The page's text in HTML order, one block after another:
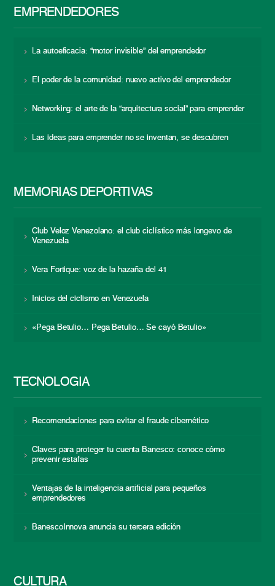
EMPRENDEDORES
La autoeficacia: “motor invisible” del emprendedor
El poder de la comunidad: nuevo activo del emprendedor
Networking: el arte de la “arquitectura social” para emprender
Las ideas para emprender no se inventan, se descubren
MEMORIAS DEPORTIVAS
Club Veloz Venezolano: el club ciclístico más longevo de
Venezuela
Vera Fortique: voz de la hazaña del 41
Inicios del ciclismo en Venezuela
«Pega Betulio… Pega Betulio… Se cayó Betulio»
TECNOLOGÍA
Recomendaciones para evitar el fraude cibernético
Claves para proteger tu cuenta Banesco: conoce cómo
prevenir estafas
Ventajas de la inteligencia artificial para pequeños
emprendedores
BanescoInnova anuncia su tercera edición
CULTURA